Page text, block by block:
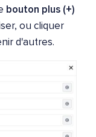
bouton plus (+)
ou cliquer
d'autres.